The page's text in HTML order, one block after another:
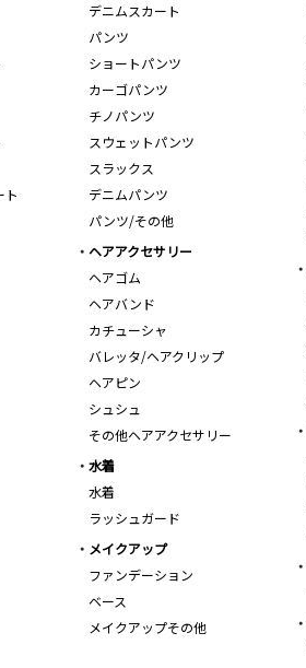
ト
デニムスカート
パンツ
ショートパンツ
カーゴパンツ
チノパンツ
スウェットパンツ
スラックス
デニムパンツ
パンツ/その他
ヘアアクセサリー
ヘアゴム
ヘアバンド
カチューシャ
バレッタ/ヘアクリップ
ヘアピン
シュシュ
その他ヘアアクセサリー
水着
水着
ラッシュガード
メイクアップ
ファンデーション
ベース
メイクアップその他